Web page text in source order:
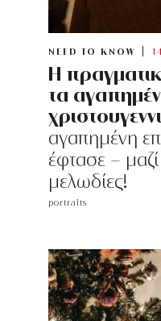
NEED TO KNOW
Η
τα
αγαπημένη
έφτασε - μαζί
μελωδίες!
portraits